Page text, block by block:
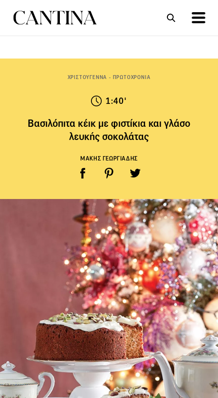
ΧΡΙΣΤΟΥΓΕΝΝΑ - ΠΡΩΤΟΧΡΟΝΙΑ
1:40'
Βασιλόπιτα κέικ με φιστίκια και γλάσο
λευκής σοκολάτας
ΜΑΚΗΣ ΓΕΩΡΓΙΑΔΗΣ